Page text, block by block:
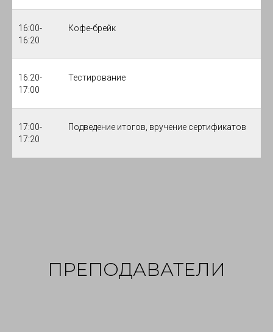
16:00-
16:20
Кофе-брейк
16:20-
17:00
Тестирование
17:00-
17:20
Подведение итогов, вручение сертификатов
ПРЕПОДАВАТЕЛИ